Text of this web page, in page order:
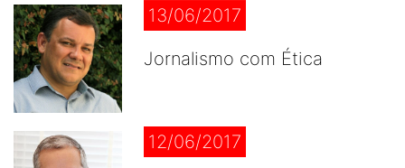
13/06/2017
Jornalismo com Ética
12/06/2017